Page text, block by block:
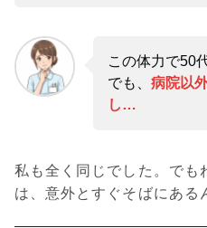
この体力で50
でも、 病院以
し…
私も全く同じでした。でも
は、意外とすぐそばにある